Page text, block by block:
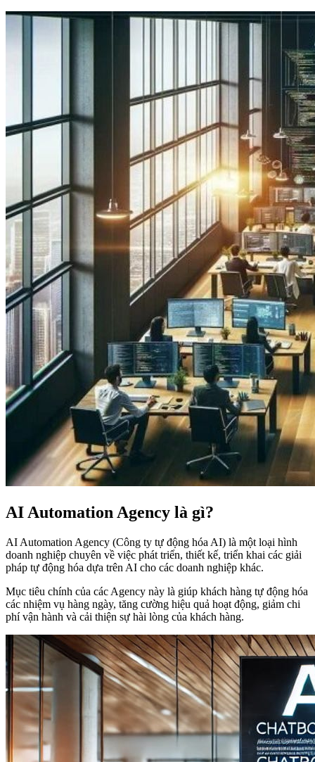
AI Automation Agency là gì?
AI Automation Agency (Công ty tự động hóa AI) là một loại hình
doanh nghiệp chuyên về việc phát triển, thiết kế, triển khai các giải
pháp tự động hóa dựa trên AI cho các doanh nghiệp khác.
Mục tiêu chính của các Agency này là giúp khách hàng tự động hóa
các nhiệm vụ hàng ngày, tăng cường hiệu quả hoạt động, giảm chi
phí vận hành và cải thiện sự hài lòng của khách hàng.